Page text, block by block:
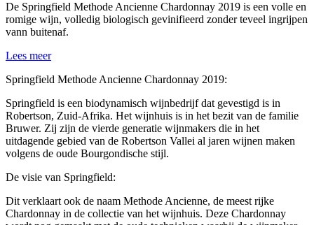
De Springfield Methode Ancienne Chardonnay 2019 is een volle en
romige wijn, volledig biologisch gevinifieerd zonder teveel ingrijpen
vann buitenaf.
Lees meer
Springfield Methode Ancienne Chardonnay 2019:
Springfield is een biodynamisch wijnbedrijf dat gevestigd is in
Robertson, Zuid-Afrika. Het wijnhuis is in het bezit van de familie
Bruwer. Zij zijn de vierde generatie wijnmakers die in het
uitdagende gebied van de Robertson Vallei al jaren wijnen maken
volgens de oude Bourgondische stijl.
De visie van Springfield:
Dit verklaart ook de naam Methode Ancienne, de meest rijke
Chardonnay in de collectie van het wijnhuis. Deze Chardonnay